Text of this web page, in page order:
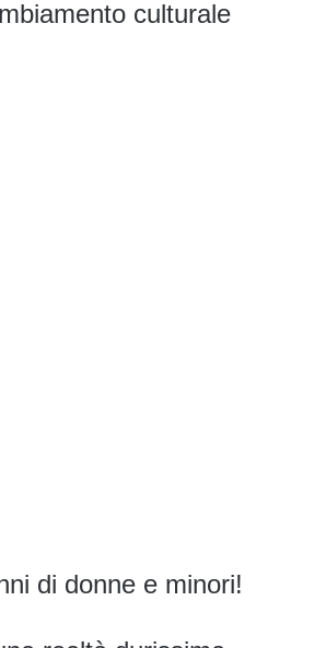
culturale
di donne e minori!